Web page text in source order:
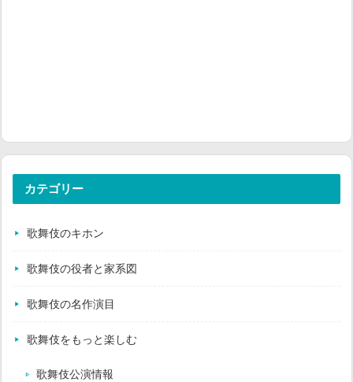
カテゴリー
歌舞伎のキホン
歌舞伎の役者と家系図
歌舞伎の名作演目
歌舞伎をもっと楽しむ
歌舞伎公演情報